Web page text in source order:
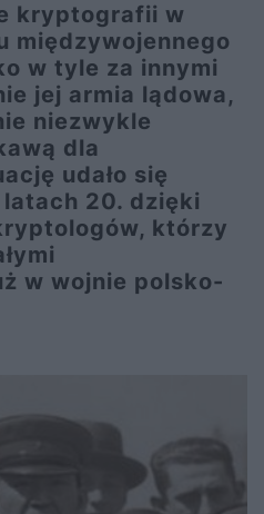
kryptografii w
międzywojennego
w tyle za innymi
jej armia lądowa,
niezwykle
dla
udało się
20. dzięki
którzy
w wojnie polsko-